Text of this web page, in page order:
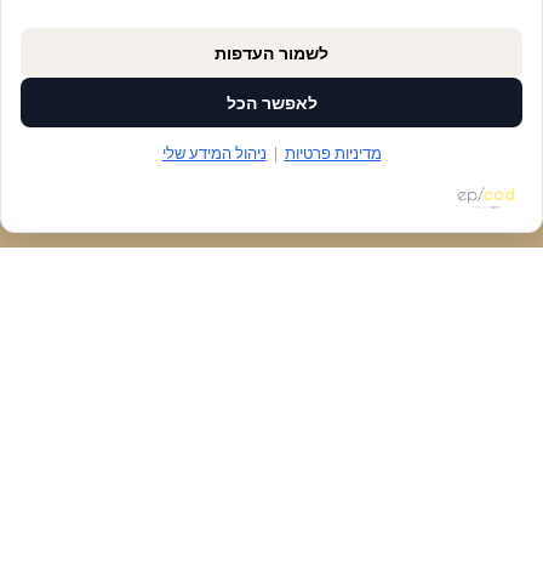
הזמנת מקום
לשמור העדפות
לאפשר הכל
מדיניות פרטיות | ניהול המידע שלי